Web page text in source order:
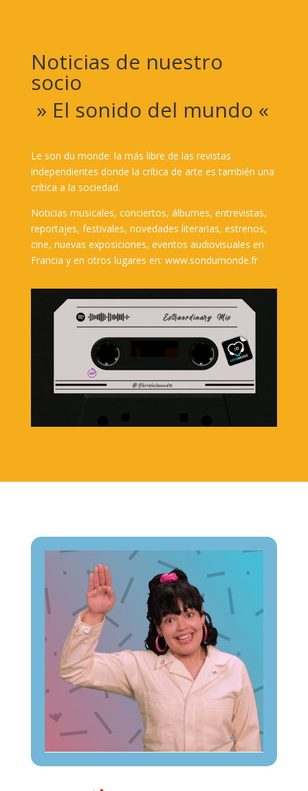
Noticias de nuestro
socio
» El sonido del mundo «
Le son du monde: la más libre de las revistas
independientes donde la crítica de arte es también una
crítica a la sociedad.
Noticias musicales, conciertos, álbumes, entrevistas,
reportajes, festivales, novedades literarias, estrenos,
cine, nuevas exposiciones, eventos audiovisuales en
Francia y en otros lugares en: www.sondumonde.fr